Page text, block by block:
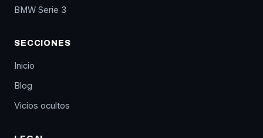
BMW Serie 3
SECCIONES
Inicio
Blog
Vicios ocultos